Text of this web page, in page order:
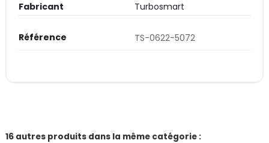
Fabricant
Turbosmart
Référence TS-0622-5072
16 autres produits dans la même catégorie :